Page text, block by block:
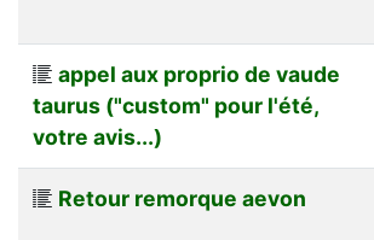
appel aux proprio de vaude
taurus ("custom" pour l'été,
votre avis...)
Retour remorque aevon